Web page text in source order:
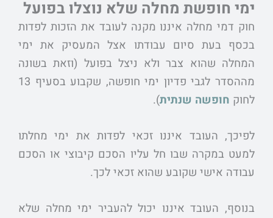
ימי חופשת מחלה שלא נוצלו בפועל
חוק דמי מחלה איננו מקנה לעובד את הזכות לפדות
בכסף בעת סיום עבודתו אצל המעסיק את ימי
המחלה שהוא צבר ולא ניצל בפועל (וזאת בשונה
מההסדר לגבי פדיון ימי חופשה, שקבוע בסעיף 13
לחוק חופשה שנתית).
לפיכך, העובד איננו זכאי לפדות את ימי מחלתו
למעט במקרה שבו חל עליו הסכם קיבוצי או הסכם
עבודה אישי שקובע שהוא זכאי לכך.
בנוסף, העובד איננו יכול להעביר ימי מחלה שלא